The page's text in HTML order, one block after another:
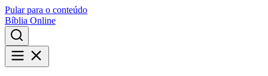
Pular para o conteúdo
Bíblia Online